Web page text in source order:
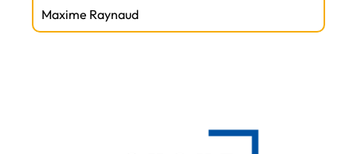
Maxime Raynaud